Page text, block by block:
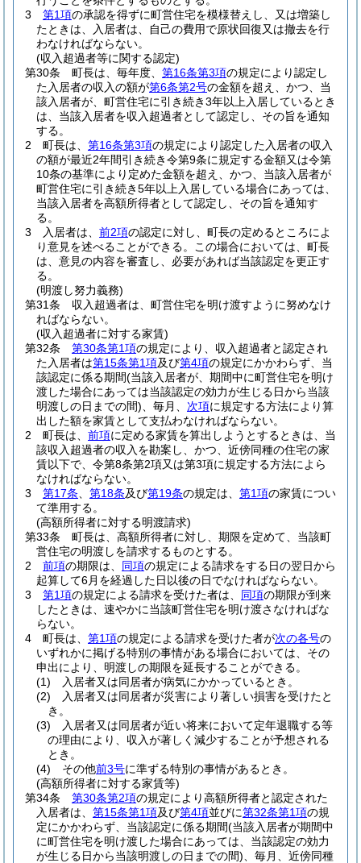
3
第1項の承認を得ずに町営住宅を模様替えし、又は増築し
たときは、入居者は、自己の費用で原状回復又は撤去を行
わなければならない。
(収入超過者等に関する認定)
第30条
町長は、毎年度、 第16条第3項の規定により認定し
た入居者の収入の額が第6条第2号の金額を超え、かつ、当
該入居者が、町営住宅に引き続き3年以上入居しているとき
は、当該入居者を収入超過者として認定し、その旨を通知
する。
2
町長は、 第16条第3項の規定により認定した入居者の収入
の額が最近2年間引き続き令第9条に規定する金額又は令第
10条の基準により定めた金額を超え、かつ、当該入居者が
町営住宅に引き続き5年以上入居している場合にあっては、
当該入居者を高額所得者として認定し、その旨を通知す
る。
3
入居者は、 前2項の認定に対し、町長の定めるところによ
り意見を述べることができる。
この場合においては、町長
は、意見の内容を審査し、必要があれば当該認定を更正す
る。
(明渡し努力義務)
第31条
収入超過者は、町営住宅を明け渡すように努めなけ
ればならない。
(収入超過者に対する家賃)
第32条
第30条第1項の規定により、収入超過者と認定され
た入居者は第15条第1項及び第4項の規定にかかわらず、当
該認定に係る期間(当該入居者が、期間中に町営住宅を明け
渡した場合にあっては当該認定の効力が生じる日から当該
明渡しの日までの間) 、毎月、 次項に規定する方法により算
出した額を家賃として支払わなければならない。
2
町長は、 前項に定める家賃を算出しようとするときは、当
該収入超過者の収入を勘案し、かつ、近傍同種の住宅の家
賃以下で、令第8条第2項又は第3項に規定する方法によら
なければならない。
3
第17条 第18条及び第19条の規定は、 第1項の家賃につい
て準用する。
(高額所得者に対する明渡請求)
第33条
町長は、高額所得者に対し、期限を定めて、当該町
営住宅の明渡しを請求するものとする。
2
前項の期限は、 同項の規定による請求をする日の翌日から
起算して6月を経過した日以後の日でなければならない。
3
第1項の規定による請求を受けた者は、 同項の期限が到来
したときは、速やかに当該町営住宅を明け渡さなければな
らない。
4
町長は、 第1項の規定による請求を受けた者が次の各号の
いずれかに掲げる特別の事情がある場合においては、その
申出により、明渡しの期限を延長することができる。
(1)
入居者又は同居者が病気にかかっているとき。
(2)
入居者又は同居者が災害により著しい損害を受けたと
き。
(3)
入居者又は同居者が近い将来において定年退職する等
の理由により、収入が著しく減少することが予想される
とき。
(4)
その他前3号に準ずる特別の事情があるとき。
(高額所得者に対する家賃等)
第34条
第30条第2項の規定により高額所得者と認定された
入居者は、 第15条第1項及び第4項並びに第32条第1項の規
定にかかわらず、当該認定に係る期間(当該入居者が期間中
に町営住宅を明け渡した場合にあっては、当該認定の効力
が生じる日から当該明渡しの日までの間) 、毎月、近傍同種